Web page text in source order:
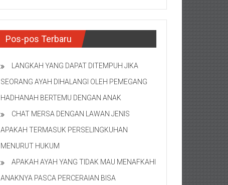
Pos-pos Terbaru
LANGKAH YANG DAPAT DITEMPUH JIKA
SEORANG AYAH DIHALANGI OLEH PEMEGANG
HADHANAH BERTEMU DENGAN ANAK
CHAT MERSA DENGAN LAWAN JENIS
APAKAH TERMASUK PERSELINGKUHAN
MENURUT HUKUM
APAKAH AYAH YANG TIDAK MAU MENAFKAHI
ANAKNYA PASCA PERCERAIAN BISA